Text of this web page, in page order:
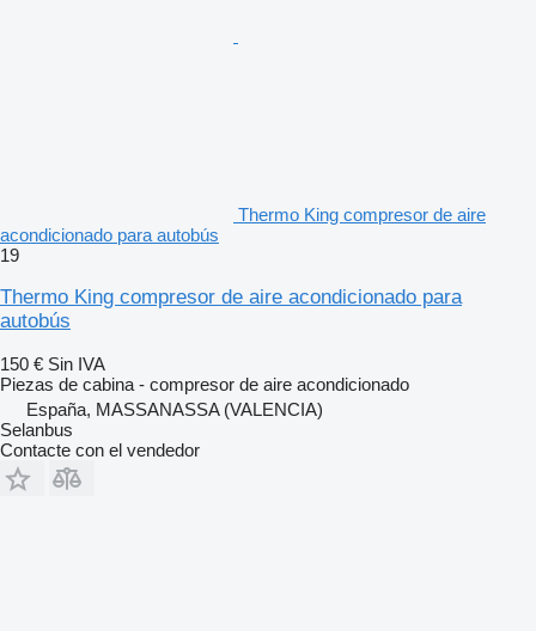
Thermo King compresor de aire
acondicionado para autobús
19
Thermo King compresor de aire acondicionado para
autobús
150 € Sin IVA
Piezas de cabina - compresor de aire acondicionado
España, MASSANASSA (VALENCIA)
Selanbus
Contacte con el vendedor